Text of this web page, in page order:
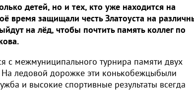
детей, но и тех, кто уже находится на
время защищали честь Златоуста на
на лёд, чтобы почтить память коллег по
с межмуниципального турнира памяти двух
ледовой дорожке эти конькобежцыбыли
и высокие спортивные результаты всегда